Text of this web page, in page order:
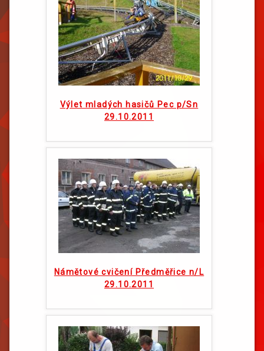
Výlet mladých hasičů Pec p/Sn
29.10.2011
Námětové cvičení Předměřice n/L
29.10.2011